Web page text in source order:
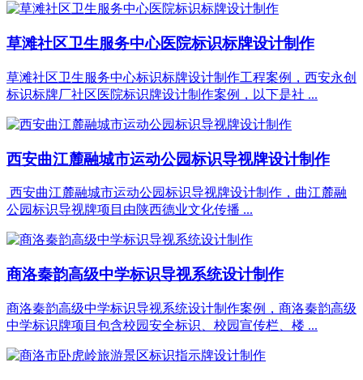
草滩社区卫生服务中心医院标识标牌设计制作
草滩社区卫生服务中心标识标牌设计制作工程案例，西安永创
标识标牌厂社区医院标识牌设计制作案例，以下是社 ...
西安曲江麓融城市运动公园标识导视牌设计制作
西安曲江麓融城市运动公园标识导视牌设计制作，曲江麓融
公园标识导视牌项目由陕西德业文化传播 ...
商洛秦韵高级中学标识导视系统设计制作
商洛秦韵高级中学标识导视系统设计制作案例，商洛秦韵高级
中学标识牌项目包含校园安全标识、校园宣传栏、楼 ...